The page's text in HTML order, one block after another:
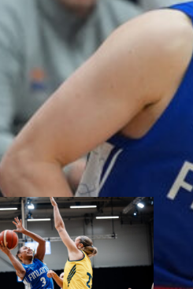
vuotiaat pojat
85–45-voiton
B-divisioonan
johtamalla
loppuun. Suomi
Ruotsin klo
aikaa.